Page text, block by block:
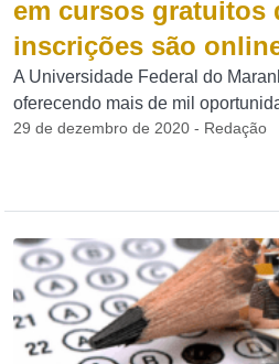
em cursos gratuitos
inscrições são
A Universidade Federal do
oferecendo mais de mil
29 de dezembro de 2020 - Redação